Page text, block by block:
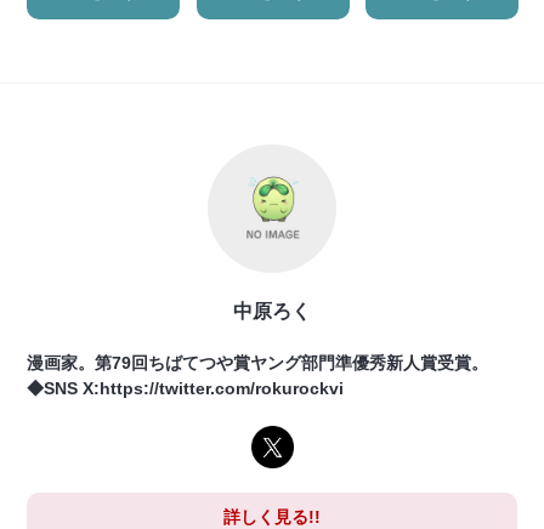
中原ろく
漫画家。第79回ちばてつや賞ヤング部門準優秀新人賞受賞。
◆SNS X:https://twitter.com/rokurockvi
詳しく見る!!